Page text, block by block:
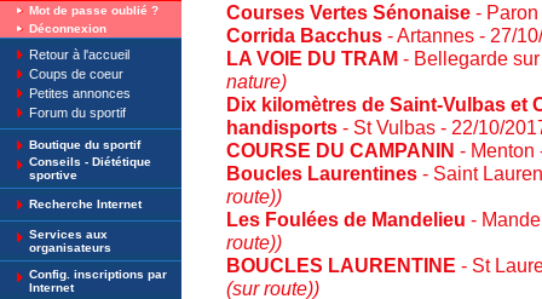
Mot de passe oublié ?
Déconnexion
Retour à l'accueil
Coups de coeur
Petites annonces
Forum du sportif
Boutique du sportif
Conseils - Diététique
sportive
Recherche Internet
Services aux
organisateurs
Config. inscriptions par
Internet
Courses Vertes Sénonaise -
Corrida Bacchus - Artannes - 27/
LA VOIE DU TRAM - Bellegarde
nature)
Dix kilomètres de Saint-Vulbas et
handisports - St Vulbas - 22/10/
COURSE DU CAMPANIN - Menton
Boucles Laurentines - Saint
route))
Les Foulées de Mandelieu -
route))
BOUCLES LAURENTINE - St
(sur route))